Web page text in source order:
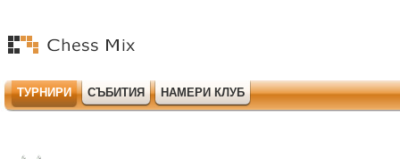
ТУРНИРИ СЪБИТИЯ НАМЕРИ КЛУБ